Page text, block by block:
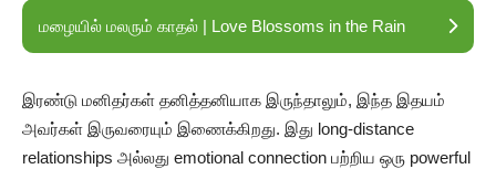
மழையில் மலரும் காதல் | Love Blossoms in the Rain
இரண்டு மனிதர்கள் தனித்தனியாக இருந்தாலும், இந்த இதயம்
அவர்கள் இருவரையும் இணைக்கிறது. இது long-distance
relationships அல்லது emotional connection பற்றிய ஒரு powerful